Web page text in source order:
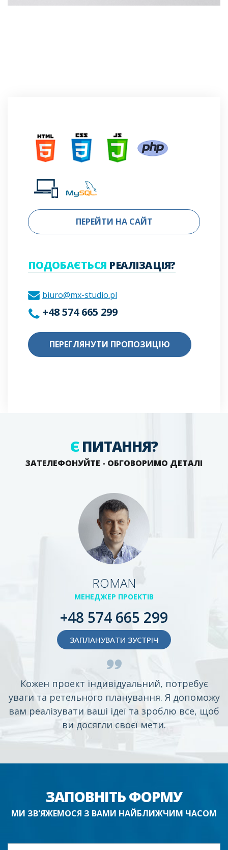
ПЕРЕЙТИ НА САЙТ
ПОДОБАЄТЬСЯ РЕАЛІЗАЦІЯ?
biuro@mx-studio.pl
+48 574 665 299
ПЕРЕГЛЯНУТИ ПРОПОЗИЦІЮ
ЄПИТАННЯ?
ЗАТЕЛЕФОНУЙТЕ - ОБГОВОРИМО ДЕТАЛІ
ROMAN
МЕНЕДЖЕР ПРОЕКТІВ
+48 574 665 299
ЗАПЛАНУВАТИ ЗУСТРІЧ
Кожен проект індивідуальний, потребує
уваги та ретельного планування. Я допоможу
вам реалізувати ваші ідеї та зроблю все, щоб
ви досягли своєї мети.
ЗАПОВНІТЬ ФОРМУ
МИ ЗВ'ЯЖЕМОСЯ З ВАМИ НАЙБЛИЖЧИМ ЧАСОМ